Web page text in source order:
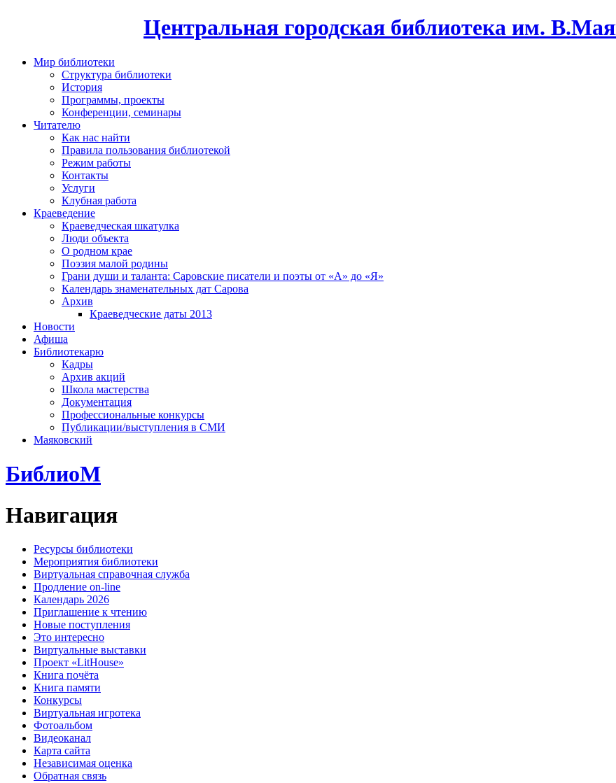
Центральная городская библиотека им.
Мир библиотеки
Структура библиотеки
История
Программы, проекты
Конференции, семинары
Читателю
Как нас найти
Правила пользования библиотекой
Режим работы
Контакты
Услуги
Клубная работа
Краеведение
Краеведческая шкатулка
Люди объекта
О родном крае
Поэзия малой родины
Грани души и таланта: Саровские писатели и поэты от «А» до «Я»
Календарь знаменательных дат Сарова
Архив
Краеведческие даты 2013
Новости
Афиша
Библиотекарю
Кадры
Архив акций
Школа мастерства
Документация
Профессиональные конкурсы
Публикации/выступления в СМИ
Маяковский
БиблиоМ
Навигация
Ресурсы библиотеки
Мероприятия библиотеки
Виртуальная справочная служба
Продление on-line
Календарь 2026
Приглашение к чтению
Новые поступления
Это интересно
Виртуальные выставки
Проект «LitHouse»
Книга почёта
Книга памяти
Конкурсы
Виртуальная игротека
Фотоальбом
Видеоканал
Карта сайта
Независимая оценка
Обратная связь